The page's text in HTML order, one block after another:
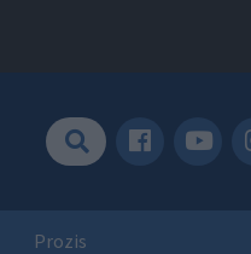
Prozis